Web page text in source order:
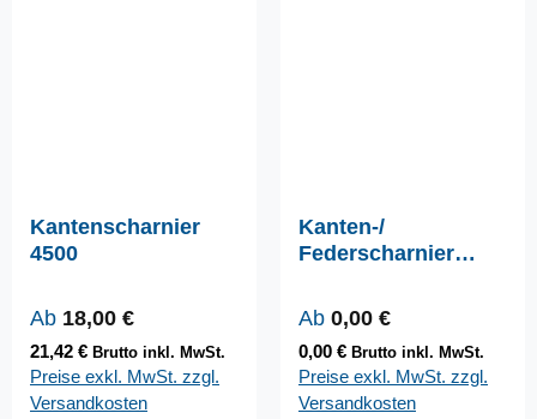
Kantenscharnier
4500
Regulärer Preis:
Ab 18,00 €
21,42 € Brutto inkl. MwSt.
Preise exkl. MwSt. zzgl.
Versandkosten
Kanten-/
Federscharnier
Regulärer Preis:
Ab 0,00 €
0,00 € Brutto inkl. MwSt.
Preise exkl. MwSt. zzgl.
Versandkosten